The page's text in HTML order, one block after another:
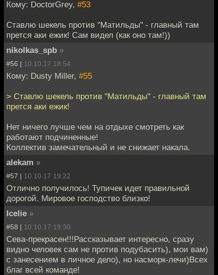
Кому: DoctorGrey, #53
Ставлю шекель против "Матильды" - главный там
прется аки ежик! Сам видел (как оно там!))
nikolkas_spb »
#56 | 10.10.17 18:54
Кому: Dusty Miller, #55
> Ставлю шекель против "Матильды" - главный там
прется аки ежик!
Нет ничего лучше чем на отдыхе смотреть как
работают подчиненные!
Коллектив замечательный и не снижает накала.
alekam »
#57 | 10.10.17 19:22
Отлично получилось! Тупичек идет правильной
дорогой. Мировое господство близко!
Icelie »
#58 | 10.10.17 19:30
Сева-прекрасен!!!Рассказывает интересно, сразу
видно человек сам не против подубасить), мои вам)
с занесением в личное дело), но насморк-лечи)Всех
благ всей команде!